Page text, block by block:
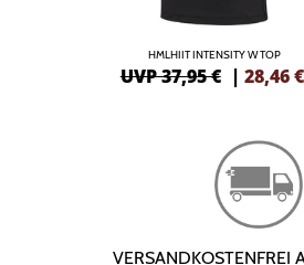
HMLHIIT INTENSITY W TOP
UVP 37,95 € | 28,46€
VERSANDKOSTENFREI